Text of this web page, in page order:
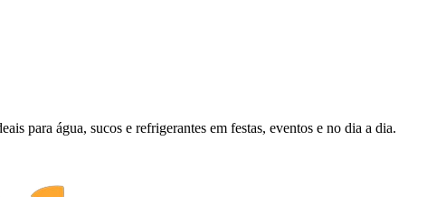
para água, sucos e refrigerantes em festas, eventos e no dia a dia.